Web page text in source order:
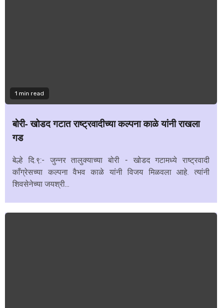
1 min read
बोरी- खोडद गटात राष्ट्रवादीच्या कल्पना काळे यांनी राखला
गड
बेल्हे दि.९:- जुन्नर तालुक्याच्या बोरी - खोडद गटामध्ये राष्ट्रवादी
काँग्रेसच्या कल्पना वैभव काळे यांनी विजय मिळवला आहे. त्यांनी
शिवसेनेच्या जयश्री...